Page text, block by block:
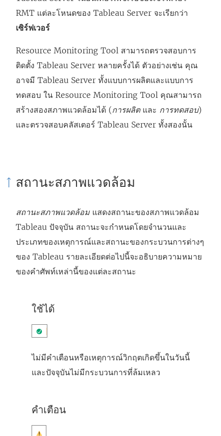
RMT แต่ละโหนดของ Tableau Server จะเรียกว่า
เซิร์ฟเวอร์
Resource Monitoring Tool สามารถตรวจสอบการ
ติดตั้ง Tableau Server หลายครั้งได้ ตัวอย่างเช่น คุณ
อาจมี Tableau Server ทั้งแบบการผลิตและแบบการ
ทดสอบ ใน Resource Monitoring Tool คุณสามารถ
สร้างสองสภาพแวดล้อมได้ (การผลิตและ การทดสอบ)
และตรวจสอบคลัสเตอร์ Tableau Server ทั้งสองนั้น
สถานะสภาพแวดล้อม
สถานะสภาพแวดล้อม แสดงสถานะของสภาพแวดล้อม
Tableau ปัจจุบัน สถานะจะกำหนดโดยจำนวนและ
ประเภทของเหตุการณ์และสถานะของกระบวนการต่างๆ
ของ Tableau รายละเอียดต่อไปนี้จะอธิบายความหมาย
ของคำศัพท์เหล่านี้ของแต่ละสถานะ
ใช้ได้
ไม่มีคำเตือนหรือเหตุการณ์วิกฤตเกิดขึ้นในวันนี้
และปัจจุบันไม่มีกระบวนการที่ล้มเหลว
คำเตือน